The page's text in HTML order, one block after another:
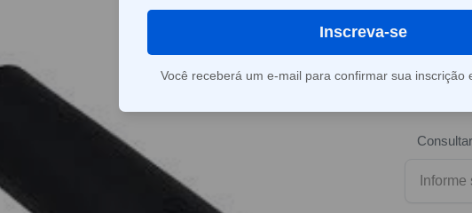
Este
Inscreva-se
Você receberá um e-mail para confirmar sua inscrição